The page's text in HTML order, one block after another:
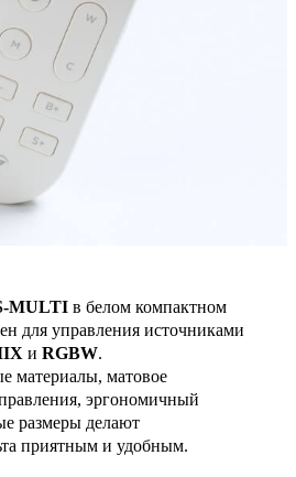
MULTI в белом компактном
для управления источниками
и RGBW.
материалы, матовое
эргономичный
размеры делают
приятным и удобным.